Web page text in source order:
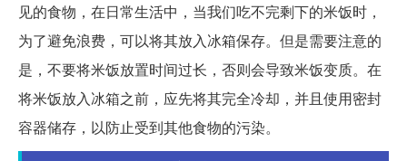
见的食物，在日常生活中，当我们吃不完剩下的米饭时，
为了避免浪费，可以将其放入冰箱保存。但是需要注意的
是，不要将米饭放置时间过长，否则会导致米饭变质。在
将米饭放入冰箱之前，应先将其完全冷却，并且使用密封
容器储存，以防止受到其他食物的污染。